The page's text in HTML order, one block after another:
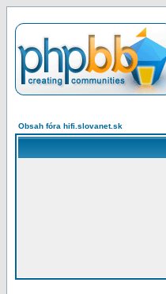
Obsah fóra hifi.slovanet.sk